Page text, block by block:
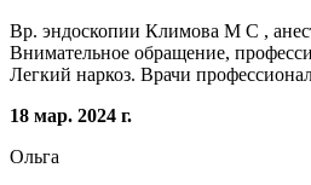
Вр. эндоскопии Климова М С ,
Внимательное обращение,
Легкий наркоз. Врачи
18 мар. 2024 г.
Ольга